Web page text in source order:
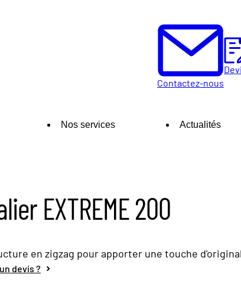
Contactez-nous
Nos services Actualités
EXTREME 200
en zigzag pour apporter une touche
devis ?